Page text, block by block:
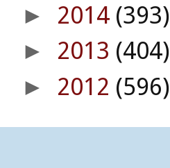
► 2014 (393)
► 2013 (404)
► 2012 (596)